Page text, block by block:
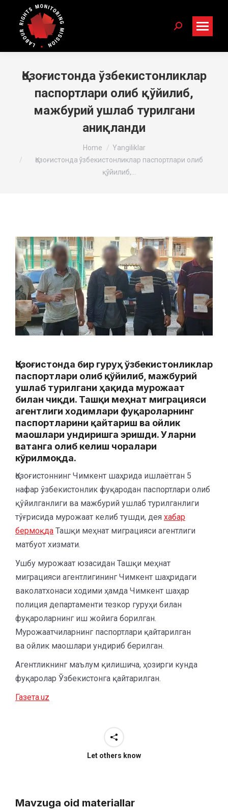
Search:
Қозоғистонда ўзбекистонликлар
паспортлари олиб қўйилиб,
мажбурий ушлаб турилгани
аниқланди
Home
Yangiliklar
Қозоғистонда ўзбекистонликлар паспортлари олиб
қўйилиб,…
Қозоғистонда бир гуруҳ ўзбекистонликлар
паспортлари олиб қўйилиб, мажбурий
ушлаб турилгани ҳақида мурожаат
билан чиқди. Ташқи меҳнат миграцияси
агентлиги ходимлари фуқароларнинг
паспортларини қайтариш ва ойлик
маошлари ундиришга эришди. Уларни
ватанга олиб келиш чоралари
кўрилмоқда.
Қозоғистоннинг Чимкент шаҳрида ишлаётган 5
нафар ўзбекистонлик фуқародан паспортлари олиб
қўйилганлиги ва мажбурий ушлаб турилганлиги
тўғрисида мурожаат келиб тушди, дея хабар
бермоқда Ташқи меҳнат миграцияси агентлиги
матбуот хизмати.
Ушбу мурожаат юзасидан Ташқи меҳнат
миграцияси агентлигининг Чимкент шаҳридаги
ваколатхонаси ходими ҳамда Чимкент шаҳар
полиция департаменти тезкор гуруҳи билан
фуқароларнинг иш жойига борилган.
Мурожаатчиларнинг паспортлари қайтарилган
ва ойлик маошлари ундириб берилган.
Агентликнинг маълум қилишича, ҳозирги кунда
фуқаролар Ўзбекистонга қайтарилган.
Газета.uz
Let others know
Mavzuga oid materiallar